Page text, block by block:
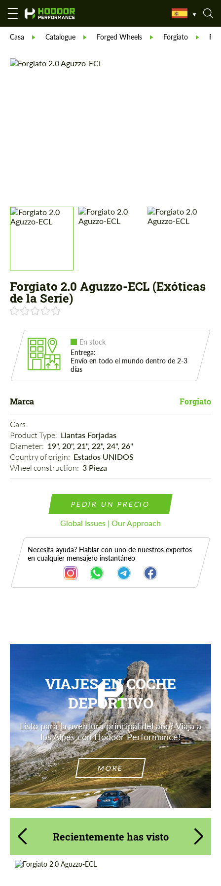
Casa Catalogue Forged Wheels Forgiato
Forgiato 2.0 Aguzzo-ECL (Exóticas
de la Serie)
En stock
Entrega:
Envío en todo el mundo dentro de 2-3
días
Marca Forgiato
Cars:
Product Type: Llantas Forjadas
Diameter: 19", 20", 21", 22", 24", 26"
Country of origin: Estados UNIDOS
Wheel construction: 3 Pieza
PEDIR UN PRECIO
Global Issues | Our Approach
Necesita ayuda? Hablar con uno de nuestros expertos
en cualquier mensajero instantáneo
VIAJES EN COCHE
DEPORTIVO
Listo para la aventura principal del año? Viaja a
los Alpes con Hodoor Performance!
MORE
Recientemente has visto